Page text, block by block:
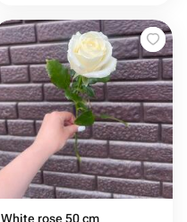
White rose 50 cm